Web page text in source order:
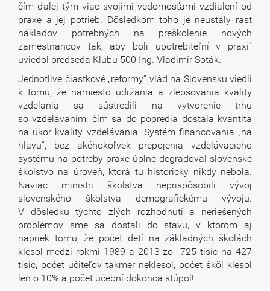
čím ďalej tým viac svojimi vedomosťami vzdialení od
praxe a jej potrieb. Dôsledkom toho je neustály rast
nákladov potrebných na preškolenie nových
zamestnancov tak, aby boli upotrebiteľní v praxi“
uviedol predseda Klubu 500 Ing. Vladimír Soták.
Jednotlivé čiastkové „reformy“ vlád na Slovensku viedli
k tomu, že namiesto udržania a zlepšovania kvality
vzdelania sa sústredili na vytvorenie trhu
so vzdelávaním, čím sa do popredia dostala kvantita
na úkor kvality vzdelávania. Systém financovania „na
hlavu“, bez akéhokoľvek prepojenia vzdelávacieho
systému na potreby praxe úplne degradoval slovenské
školstvo na úroveň, ktorá tu historicky nikdy nebola.
Naviac ministri školstva neprispôsobili vývoj
slovenského školstva demografickému vývoju.
V dôsledku týchto zlých rozhodnutí a neriešených
problémov sme sa dostali do stavu, v ktorom aj
napriek tomu, že počet detí na základných školách
klesol medzi rokmi 1989 a 2013 zo 725 tisíc na 427
tisíc, počet učiteľov takmer neklesol, počet škôl klesol
len o 10% a počet učební dokonca stúpol!